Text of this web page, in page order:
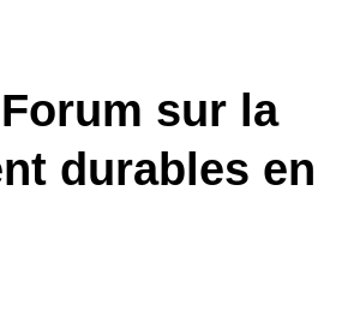
sur la
durables en